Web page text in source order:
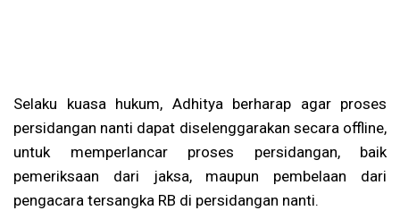
Selaku kuasa hukum, Adhitya berharap agar proses
persidangan nanti dapat diselenggarakan secara offline,
untuk memperlancar proses persidangan, baik
pemeriksaan dari jaksa, maupun pembelaan dari
pengacara tersangka RB di persidangan nanti.